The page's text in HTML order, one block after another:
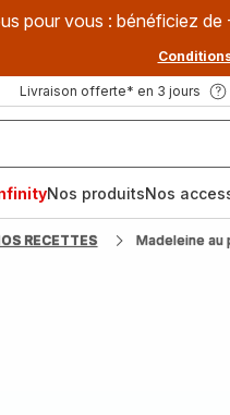
pour vous : bénéficiez
Livraison offerte* en 3 jours
Nos produitsNos
RECETTES Madeleine au